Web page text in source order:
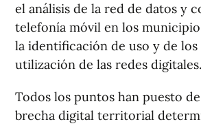
el análisis de la red de datos y
telefonía móvil en los
la identificación de uso y de los
utilización de las redes digitales.
Todos los puntos han puesto
brecha digital territorial